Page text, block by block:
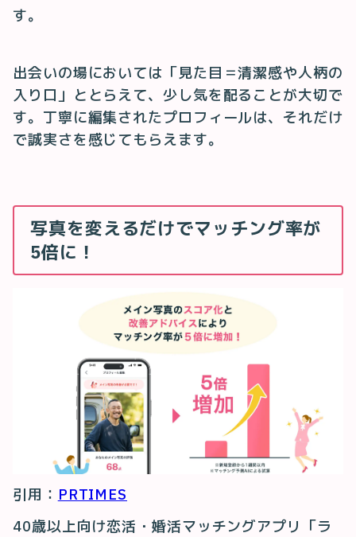
す。
出会いの場においては「見た目＝清潔感や人柄の
入り口」ととらえて、少し気を配ることが大切で
す。丁寧に編集されたプロフィールは、それだけ
で誠実さを感じてもらえます。
写真を変えるだけでマッチング率が
5倍に！
引用： PRTIMES
40歳以上向け恋活・婚活マッチングアプリ「ラ